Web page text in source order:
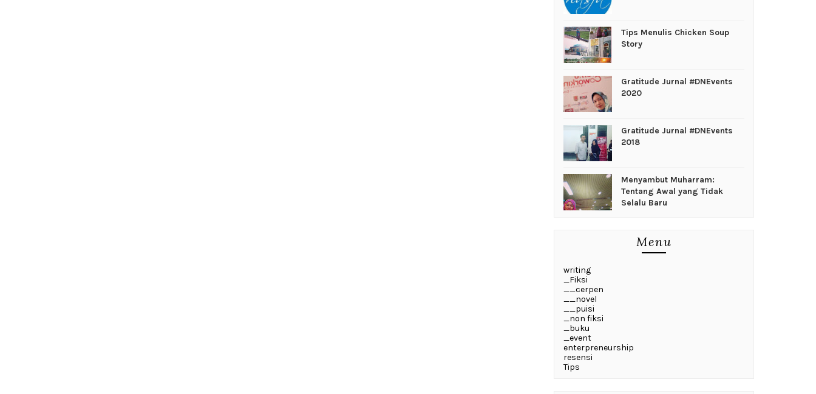
Tips Menulis Chicken Soup
Story
Gratitude Jurnal #DNEvents
2020
Gratitude Jurnal #DNEvents
2018
Menyambut Muharram:
Tentang Awal yang Tidak
Selalu Baru
Menu
writing
_Fiksi
__cerpen
__novel
__puisi
_non fiksi
_buku
_event
enterpreneurship
resensi
Tips